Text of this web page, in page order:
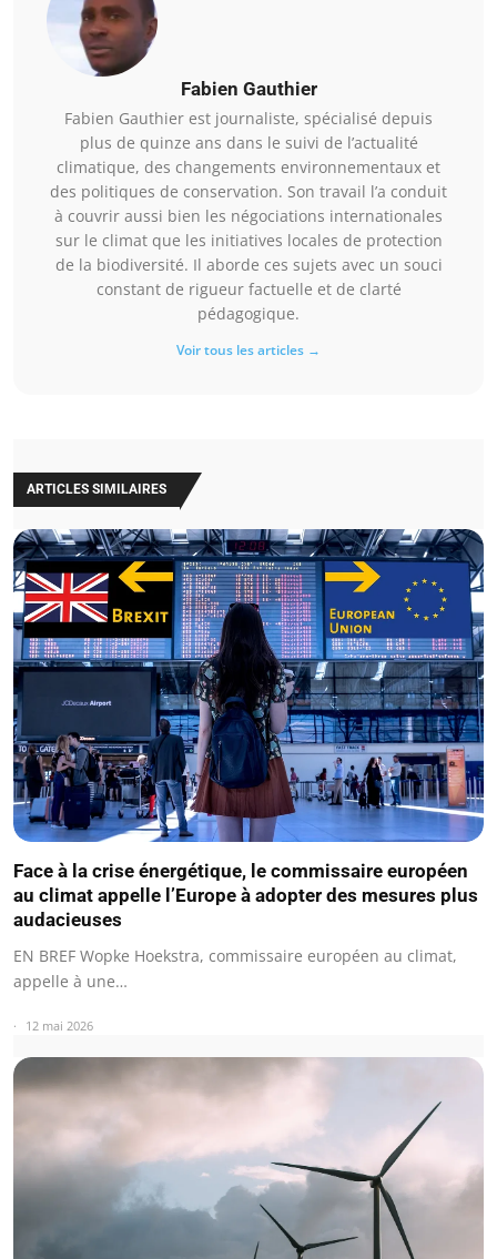
Fabien Gauthier
Fabien Gauthier est journaliste, spécialisé depuis
plus de quinze ans dans le suivi de l’actualité
climatique, des changements environnementaux et
des politiques de conservation. Son travail l’a conduit
à couvrir aussi bien les négociations internationales
sur le climat que les initiatives locales de protection
de la biodiversité. Il aborde ces sujets avec un souci
constant de rigueur factuelle et de clarté
pédagogique.
Voir tous les articles →
ARTICLES SIMILAIRES
Face à la crise énergétique, le commissaire européen
au climat appelle l’Europe à adopter des mesures plus
audacieuses
EN BREF Wopke Hoekstra, commissaire européen au climat,
appelle à une…
12 mai 2026